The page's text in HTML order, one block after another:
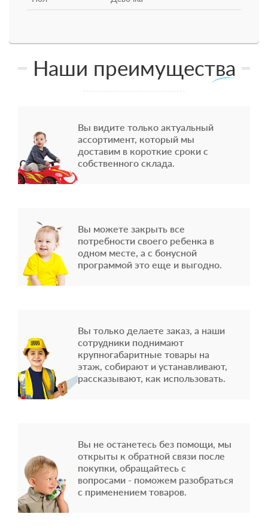
Наши преимущества
Вы видите только актуальный
ассортимент, который мы
доставим в короткие сроки с
собственного склада.
Вы можете закрыть все
потребности своего ребенка в
одном месте, а с бонусной
программой это еще и выгодно.
Вы только делаете заказ, а наши
сотрудники поднимают
крупногабаритные товары на
этаж, собирают и устанавливают,
рассказывают, как использовать.
Вы не останетесь без помощи, мы
открыты к обратной связи после
покупки, обращайтесь с
вопросами - поможем разобраться
с применением товаров.